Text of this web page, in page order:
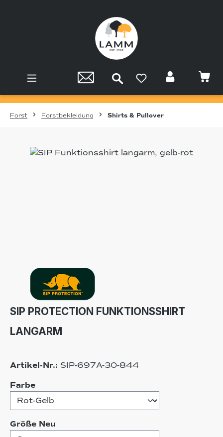
Forst Forstbekleidung Shirts & Pullover
Bildergalerie überspringen
SIP PROTECTION FUNKTIONSSHIRT
LANGARM
Artikel-Nr.: SIP-697A-30-844
Farbeauswählen
Größe Neu